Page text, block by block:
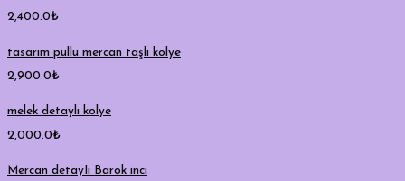
2,400.0₺
tasarım pullu mercan taşlı kolye
2,900.0₺
melek detaylı kolye
2,000.0₺
Mercan detayIı Barok inci